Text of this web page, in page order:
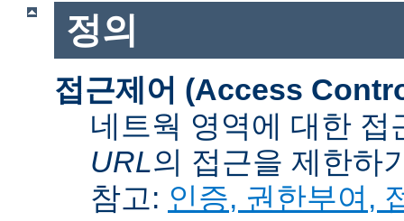
정의
접근제어 (Access
네트웍 영역에 대한
URL의 접근을 제한하
참고: 인증, 권한부여,